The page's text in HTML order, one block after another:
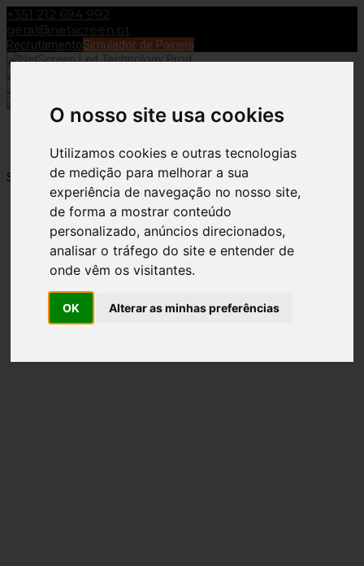
O nosso site usa cookies
Utilizamos cookies e outras tecnologias
de medição para melhorar a sua
experiência de navegação no nosso site,
de forma a mostrar conteúdo
personalizado, anúncios direcionados,
analisar o tráfego do site e entender de
onde vêm os visitantes.
OK Alterar as minhas preferências
+351 212 694 992
geral@netscreen.pt
RecrutamentoSimulador de Paineis
Showroom Ana Rodrigues31 de Julho, 202015 de Outubro, 2020
Showroom
Projeto de Iluminação LED